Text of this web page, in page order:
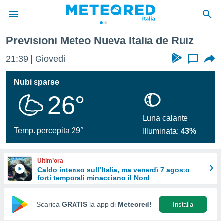
di
per
le
di
Web
Previsioni Meteo Nueva Italia de Ruiz
21:39 Giovedi ...
Nubi sparse
26°
Temp. percepita 29°
Luna calante
Illuminata:43%
Ultim’ora
Caldo intenso sull’Italia, ma venerdì 7 agosto
forti temporali minacciano il Nord
Scarica GRATIS la app di Meteored! Installa